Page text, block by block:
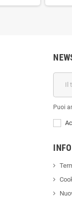
Puoi